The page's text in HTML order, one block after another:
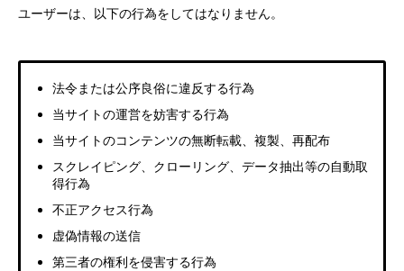
ユーザーは、以下の行為をしてはなりません。
法令または公序良俗に違反する行為
当サイトの運営を妨害する行為
当サイトのコンテンツの無断転載、複製、再配布
スクレイピング、クローリング、データ抽出等の自動取
得行為
不正アクセス行為
虚偽情報の送信
第三者の権利を侵害する行為